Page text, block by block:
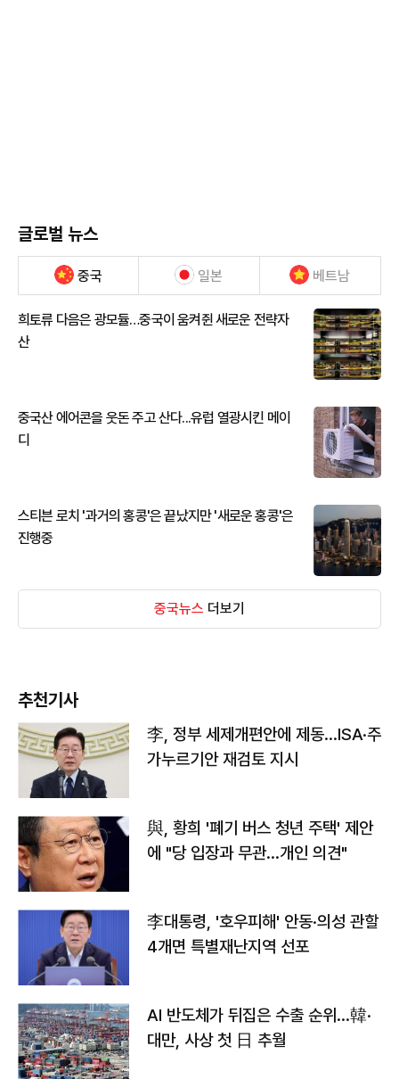
글로벌 뉴스
중국 일본 베트남
희토류 다음은 광모듈…중국이 움켜쥔 새로운 전략자
산
중국산 에어콘을 웃돈 주고 산다...유럽 열광시킨 메이
디
스티븐 로치 '과거의 홍콩'은 끝났지만 '새로운 홍콩'은
진행중
중국뉴스 더보기
추천기사
李, 정부 세제개편안에 제동…ISA·주
가누르기안 재검토 지시
與, 황희 '폐기 버스 청년 주택' 제안
에 "당 입장과 무관…개인 의견"
李대통령, '호우피해' 안동·의성 관할
4개면 특별재난지역 선포
AI 반도체가 뒤집은 수출 순위…韓·
대만, 사상 첫 日 추월